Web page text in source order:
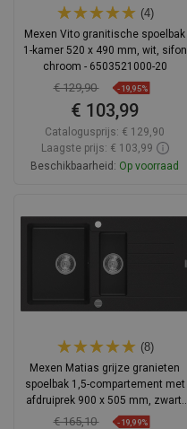
(4)
Mexen Vito granitische spoelbak
1-kamer 520 x 490 mm, wit, sifon
chroom - 6503521000-20
€ 129,90 -19,95%
€ 103,99
Catalogusprijs: € 129,90
Laagste prijs: € 103,99
Beschikbaarheid: Op voorraad
(8)
Mexen Matias grijze granieten
spoelbak 1,5-compartement met
afdruiprek 900 x 505 mm, zwart,
chrom sifon - 6502901505-77
€ 165,10 -19,99%